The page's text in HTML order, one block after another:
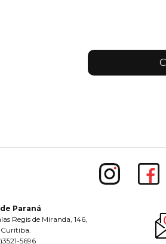
Paraná
Regis de Miranda, 146,
5696